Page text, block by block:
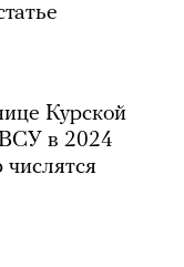
Курской
в 2024